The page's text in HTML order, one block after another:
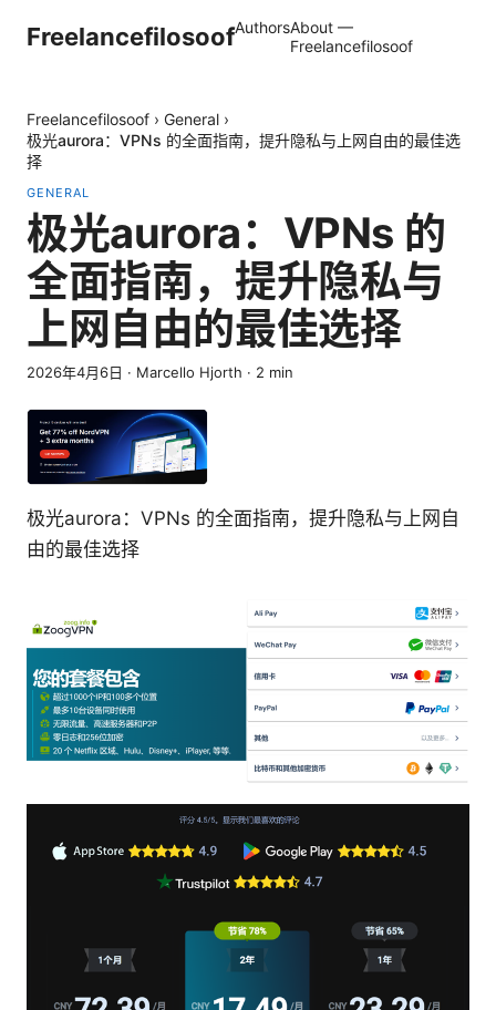
FreelancefilosoofAuthorsAbout —
Freelancefilosoof
Freelancefilosoof › General ›
极光aurora：VPNs 的全面指南，提升隐私与上网自由的最佳选
择
GENERAL
极光aurora：VPNs 的
全面指南，提升隐私与
上网自由的最佳选择
2026年4月6日 · Marcello Hjorth · 2 min
极光aurora：VPNs 的全面指南，提升隐私与上网自
由的最佳选择